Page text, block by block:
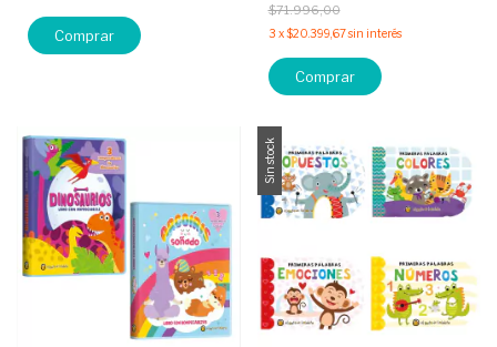
Comprar
$71.996,00
3 x$20.399,67sin interés
Sin stock